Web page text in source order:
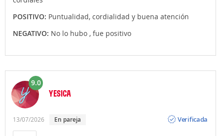
POSITIVO: Puntualidad, cordialidad y buena atención
NEGATIVO: No lo hubo , fue positivo
9.0
YESICA
13/07/2026 En pareja
Verificada